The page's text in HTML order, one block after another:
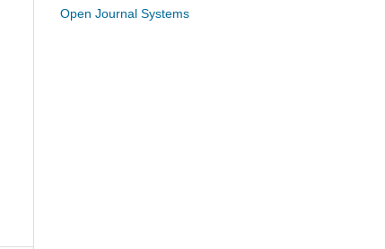
Open Journal Systems